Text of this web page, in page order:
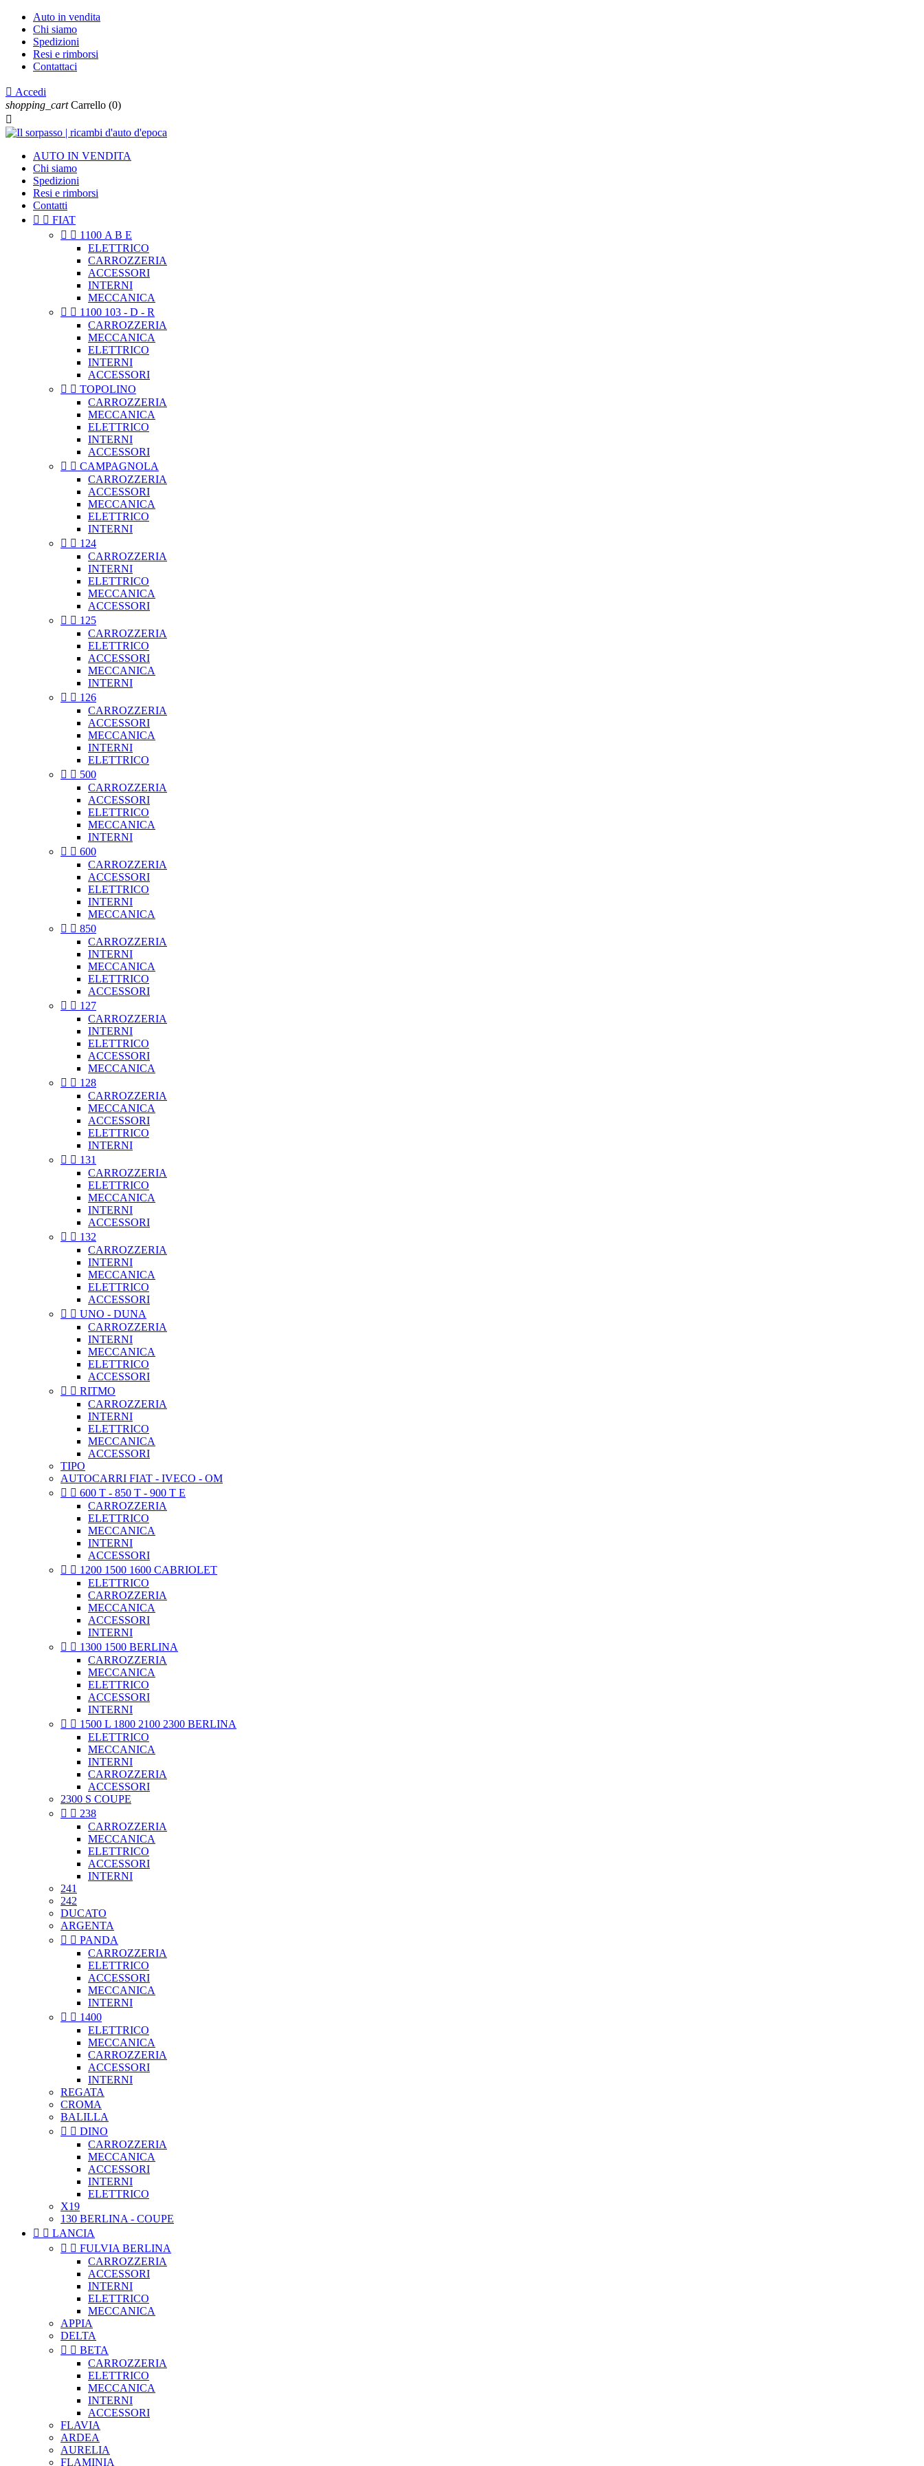
Auto in vendita
Chi siamo
Spedizioni
Resi e rimborsi
Contattaci
 Accedi
shopping_cart Carrello (0)

AUTO IN VENDITA
Chi siamo
Spedizioni
Resi e rimborsi
Contatti
  FIAT
  1100 A B E
ELETTRICO
CARROZZERIA
ACCESSORI
INTERNI
MECCANICA
  1100 103 - D - R
CARROZZERIA
MECCANICA
ELETTRICO
INTERNI
ACCESSORI
  TOPOLINO
CARROZZERIA
MECCANICA
ELETTRICO
INTERNI
ACCESSORI
  CAMPAGNOLA
CARROZZERIA
ACCESSORI
MECCANICA
ELETTRICO
INTERNI
  124
CARROZZERIA
INTERNI
ELETTRICO
MECCANICA
ACCESSORI
  125
CARROZZERIA
ELETTRICO
ACCESSORI
MECCANICA
INTERNI
  126
CARROZZERIA
ACCESSORI
MECCANICA
INTERNI
ELETTRICO
  500
CARROZZERIA
ACCESSORI
ELETTRICO
MECCANICA
INTERNI
  600
CARROZZERIA
ACCESSORI
ELETTRICO
INTERNI
MECCANICA
  850
CARROZZERIA
INTERNI
MECCANICA
ELETTRICO
ACCESSORI
  127
CARROZZERIA
INTERNI
ELETTRICO
ACCESSORI
MECCANICA
  128
CARROZZERIA
MECCANICA
ACCESSORI
ELETTRICO
INTERNI
  131
CARROZZERIA
ELETTRICO
MECCANICA
INTERNI
ACCESSORI
  132
CARROZZERIA
INTERNI
MECCANICA
ELETTRICO
ACCESSORI
  UNO - DUNA
CARROZZERIA
INTERNI
MECCANICA
ELETTRICO
ACCESSORI
  RITMO
CARROZZERIA
INTERNI
ELETTRICO
MECCANICA
ACCESSORI
TIPO
AUTOCARRI FIAT - IVECO - OM
  600 T - 850 T - 900 T E
CARROZZERIA
ELETTRICO
MECCANICA
INTERNI
ACCESSORI
  1200 1500 1600 CABRIOLET
ELETTRICO
CARROZZERIA
MECCANICA
ACCESSORI
INTERNI
  1300 1500 BERLINA
CARROZZERIA
MECCANICA
ELETTRICO
ACCESSORI
INTERNI
  1500 L 1800 2100 2300 BERLINA
ELETTRICO
MECCANICA
INTERNI
CARROZZERIA
ACCESSORI
2300 S COUPE
  238
CARROZZERIA
MECCANICA
ELETTRICO
ACCESSORI
INTERNI
241
242
DUCATO
ARGENTA
  PANDA
CARROZZERIA
ELETTRICO
ACCESSORI
MECCANICA
INTERNI
  1400
ELETTRICO
MECCANICA
CARROZZERIA
ACCESSORI
INTERNI
REGATA
CROMA
BALILLA
  DINO
CARROZZERIA
MECCANICA
ACCESSORI
INTERNI
ELETTRICO
X19
130 BERLINA - COUPE
  LANCIA
  FULVIA BERLINA
CARROZZERIA
ACCESSORI
INTERNI
ELETTRICO
MECCANICA
APPIA
DELTA
  BETA
CARROZZERIA
ELETTRICO
MECCANICA
INTERNI
ACCESSORI
FLAVIA
ARDEA
AURELIA
FLAMINIA